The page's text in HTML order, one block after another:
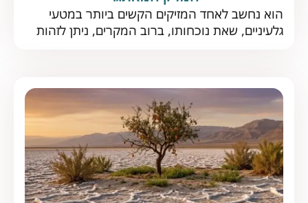
הוא נחשב לאחד המזיקים הקשים ביותר במטעי
גלעיניים, שאת נוכחותו, ברוב המקרים, ניתן לזהות
וכן במגוון גלעיניים נוספים. בשנים האחרונות הפך
עש המשמש לאחד המזיקים העיקריים בישראל
במטעים גלעיניים. על פי הדוח […]